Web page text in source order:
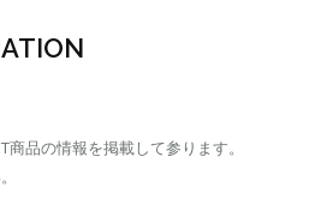
品の情報を掲載して参ります。